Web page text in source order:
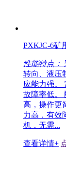
PXKJC-6矿
性能特点：
转向、液压
应能力强。
故障率低。
高，操作更
力高，有效
机，无需...
查看详情+